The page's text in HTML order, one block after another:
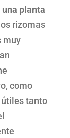
una planta
rizomas
muy
como
útiles tanto